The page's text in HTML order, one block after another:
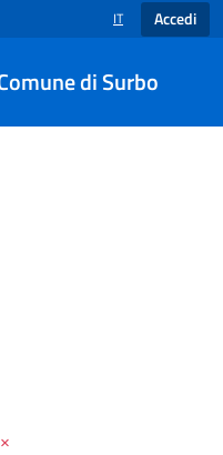
SELEZIONE
IT Accedi
di Surbo
×